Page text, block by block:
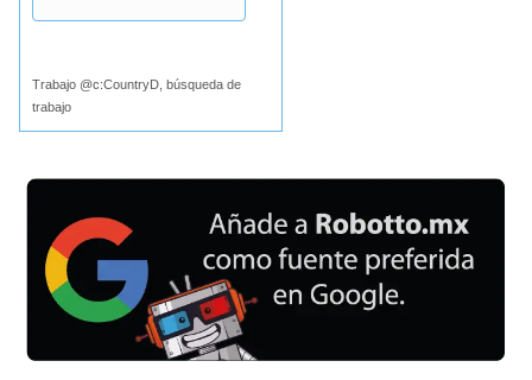
Trabajo @c:CountryD, búsqueda de
trabajo